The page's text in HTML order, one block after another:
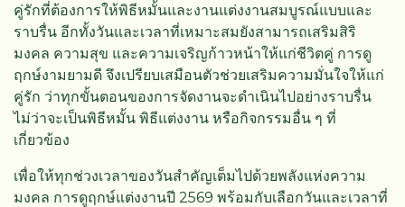
คู่รักที่ต้องการให้พิธีหมั้นและงานแต่งงานสมบูรณ์แบบและ
ราบรื่น อีกทั้งวันและเวลาที่เหมาะสมยังสามารถเสริมสิริ
มงคล ความสุข และความเจริญก้าวหน้าให้แก่ชีวิตคู่ การดู
ฤกษ์งามยามดี จึงเปรียบเสมือนตัวช่วยเสริมความมั่นใจให้แก่
คู่รัก ว่าทุกขั้นตอนของการจัดงานจะดำเนินไปอย่างราบรื่น
ไม่ว่าจะเป็นพิธีหมั้น พิธีแต่งงาน หรือกิจกรรมอื่น ๆ ที่
เกี่ยวข้อง
เพื่อให้ทุกช่วงเวลาของวันสำคัญเต็มไปด้วยพลังแห่งความ
มงคล การดูฤกษ์แต่งงานปี 2569 พร้อมกับเลือกวันและเวลาที่